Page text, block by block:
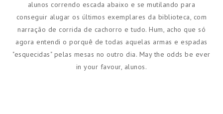
alunos correndo escada abaixo e se mutilando para
conseguir alugar os últimos exemplares da biblioteca, com
narração de corrida de cachorro e tudo. Hum, acho que só
agora entendi o porquê de todas aquelas armas e espadas
"esquecidas" pelas mesas no outro dia. May the odds be ever
in your favour, alunos.